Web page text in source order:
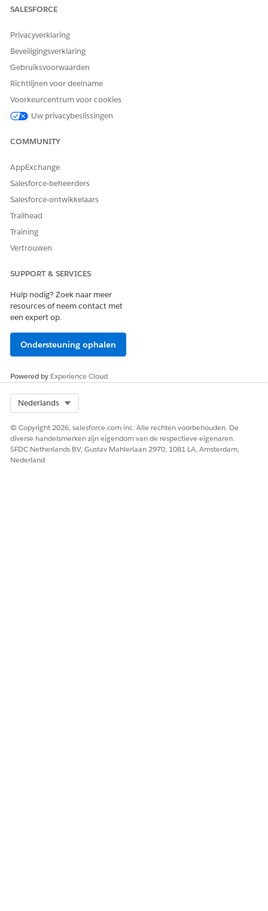
toepassingsbeoordelaars en andere gebruikers wanneer een
van de waarschuwing en organiseert waarschuwingen op
categorieën, zoals type, prioriteit en ernst. Gebruikers kunnen
waarschuwingen negeren of in slaapstand zetten.
ZIE OOK:
Recordwaarschuwingen
Laat ons weten wat we kunnen doen om te verbeteren!
SALESFORCE
Privacyverklaring
Beveiligingsverklaring
Gebruiksvoorwaarden
Richtlijnen voor deelname
Voorkeurcentrum voor cookies
Uw privacybeslissingen
COMMUNITY
AppExchange
Salesforce-beheerders
Salesforce-ontwikkelaars
Trailhead
Training
Vertrouwen
SUPPORT & SERVICES
Hulp nodig? Zoek naar meer
resources of neem contact met
een expert op.
Ondersteuning ophalen
Powered by Experience Cloud
Nederlands
© Copyright 2026, salesforce.com inc. Alle rechten voorbehouden. De
diverse handelsmerken zijn eigendom van de respectieve eigenaren.
SFDC Netherlands BV, Gustav Mahlerlaan 2970, 1081 LA, Amsterdam,
Nederland